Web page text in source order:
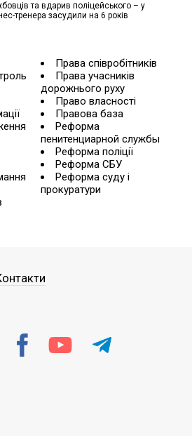
та вдарив поліцейського – у
тренера засудили на 6 років
Права співробітників
Права учасників
дорожнього руху
Право власності
Правова база
Реформа
пенитенциарной службы
Реформа поліції
Реформа СБУ
Реформа суду і
прокуратури